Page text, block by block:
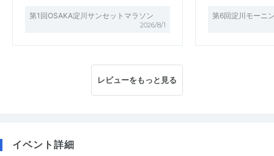
第1回OSAKA淀川サンセットマラソン
2026/8/1
第6回淀川モーニ
レビューをもっと見る
イベント詳細